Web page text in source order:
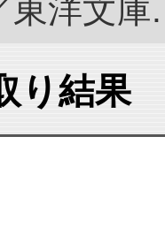
東洋文
り結果